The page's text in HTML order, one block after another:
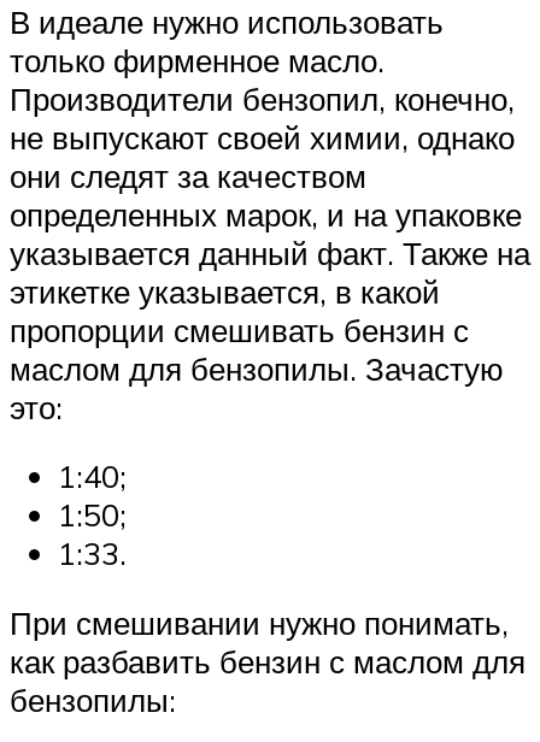
В идеале нужно использовать
только фирменное масло.
Производители бензопил, конечно,
не выпускают своей химии, однако
они следят за качеством
определенных марок, и на упаковке
указывается данный факт. Также на
этикетке указывается, в какой
пропорции смешивать бензин с
маслом для бензопилы. Зачастую
это:
1:40;
1:50;
1:33.
При смешивании нужно понимать,
как разбавить бензин с маслом для
бензопилы: